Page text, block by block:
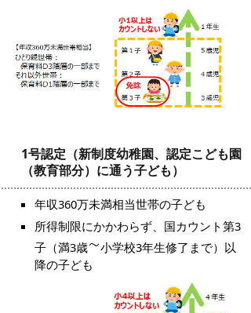
1号認定（新制度幼稚園、認定こども園
（教育部分）に通う子ども）
年収360万未満相当世帯の子ども
所得制限にかかわらず、国カウント第3
子（満3歳
小学校3年生修了まで）以
降の子ども